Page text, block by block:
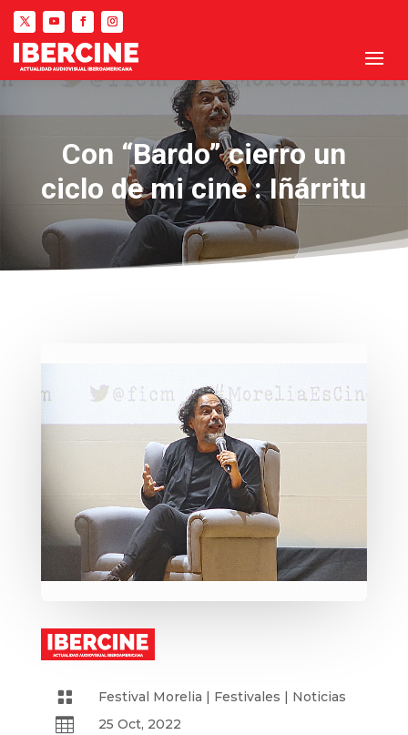
Con “Bardo” cierro un
ciclo de mi cine : Iñárritu
 Festival Morelia | Festivales | Noticias
 25 Oct, 2022